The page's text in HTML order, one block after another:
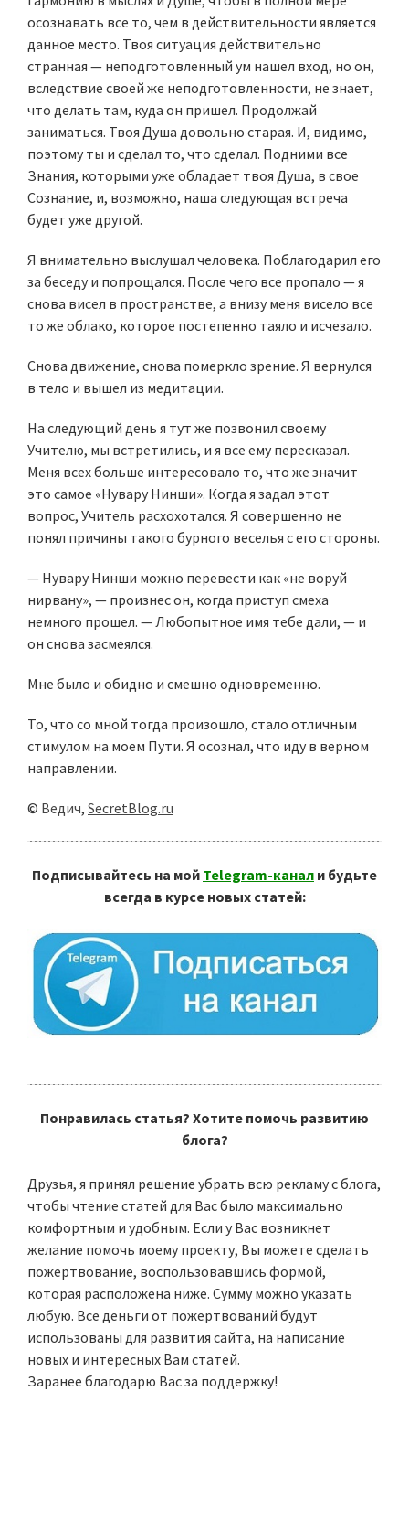
осознавать все то, чем в действительности является
данное место. Твоя ситуация действительно
странная — неподготовленный ум нашел вход, но он,
вследствие своей же неподготовленности, не знает,
что делать там, куда он пришел. Продолжай
заниматься. Твоя Душа довольно старая. И, видимо,
поэтому ты и сделал то, что сделал. Подними все
Знания, которыми уже обладает твоя Душа, в свое
Сознание, и, возможно, наша следующая встреча
будет уже другой.
Я внимательно выслушал человека. Поблагодарил его
за беседу и попрощался. После чего все пропало — я
снова висел в пространстве, а внизу меня висело все
то же облако, которое постепенно таяло и исчезало.
Снова движение, снова померкло зрение. Я вернулся
в тело и вышел из медитации.
На следующий день я тут же позвонил своему
Учителю, мы встретились, и я все ему пересказал.
Меня всех больше интересовало то, что же значит
это самое «Нувару Нинши». Когда я задал этот
вопрос, Учитель расхохотался. Я совершенно не
понял причины такого бурного веселья с его стороны.
— Нувару Нинши можно перевести как «не воруй
нирвану», — произнес он, когда приступ смеха
немного прошел. — Любопытное имя тебе дали, — и
он снова засмеялся.
Мне было и обидно и смешно одновременно.
То, что со мной тогда произошло, стало отличным
стимулом на моем Пути. Я осознал, что иду в верном
направлении.
© Ведич, SecretBlog.ru
Подписывайтесь на мой Telegram-канал и будьте
всегда в курсе новых статей:
Понравилась статья? Хотите помочь развитию
блога?
Друзья, я принял решение убрать всю рекламу с блога,
чтобы чтение статей для Вас было максимально
комфортным и удобным. Если у Вас возникнет
желание помочь моему проекту, Вы можете сделать
пожертвование, воспользовавшись формой,
которая расположена ниже. Сумму можно указать
любую. Все деньги от пожертвований будут
использованы для развития сайта, на написание
новых и интересных Вам статей.
Заранее благодарю Вас за поддержку!